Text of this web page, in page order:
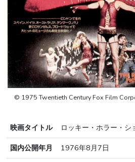
© 1975 Twentieth Century Fox Film
映画タイトル
ロッキー・ホラー・シ
国内公開年月
1976年8月7日